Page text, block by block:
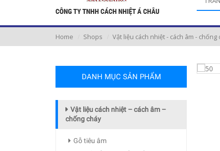
Home Shops Vật liệu cách nhiệt - cách âm - chống
DANH MỤC SẢN PHẨM
Vật liệu cách nhiệt – cách âm –
chống cháy
Gỗ tiêu âm